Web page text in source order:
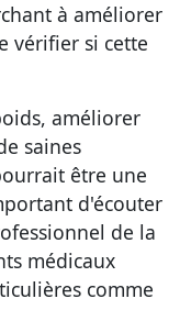
à améliorer
vérifier si cette
améliorer
saines
être une
d'écouter
de la
médicaux
comme